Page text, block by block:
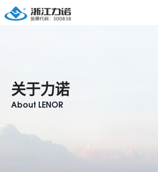
关于力诺
About LENOR